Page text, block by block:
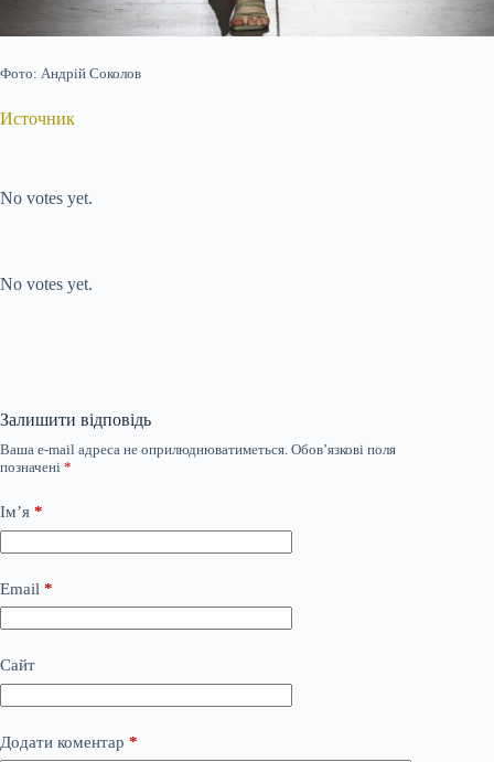
Фото: Андрій Соколов
Источник
No votes yet.
No votes yet.
Залишити відповідь
Ваша e-mail адреса не оприлюднюватиметься. Обов’язкові поля
позначені *
Ім’я *
Email *
Сайт
Додати коментар *